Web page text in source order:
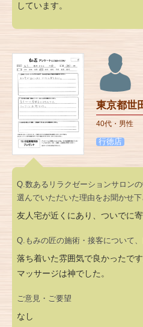
しています。
東京都世
40代・男性
行徳店
Q.数あるリラクゼーションサロン
選んでいただいた理由をお聞かせ下
友人宅が近くにあり、ついでに寄
Q.もみの匠の施術・接客について
落ち着いた雰囲気で良かったです
マッサージは神でした。
ご意見・ご要望
なし